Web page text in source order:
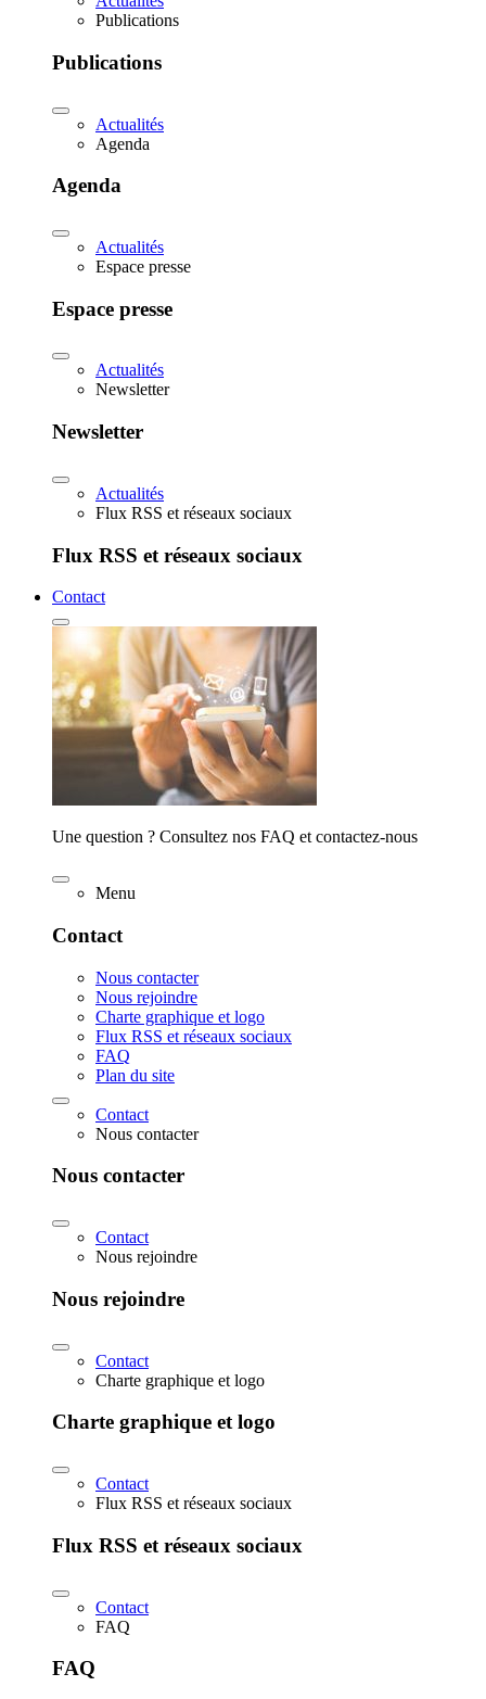
Publications
Publications
Actualités
Agenda
Agenda
Actualités
Espace presse
Espace presse
Actualités
Newsletter
Newsletter
Actualités
Flux RSS et réseaux sociaux
Flux RSS et réseaux sociaux
Contact
Une question ? Consultez nos FAQ et contactez-nous
Menu
Contact
Nous contacter
Nous rejoindre
Charte graphique et logo
Flux RSS et réseaux sociaux
FAQ
Plan du site
Contact
Nous contacter
Nous contacter
Contact
Nous rejoindre
Nous rejoindre
Contact
Charte graphique et logo
Charte graphique et logo
Contact
Flux RSS et réseaux sociaux
Flux RSS et réseaux sociaux
Contact
FAQ
FAQ